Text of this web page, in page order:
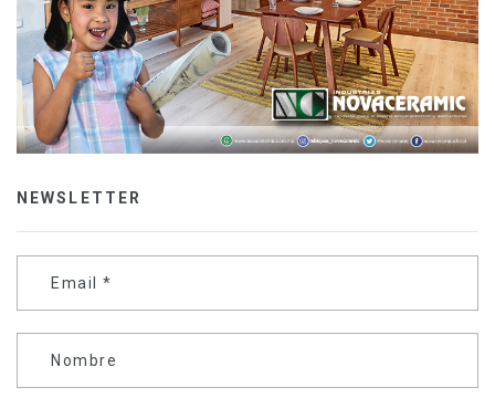
NEWSLETTER
Email *
Nombre